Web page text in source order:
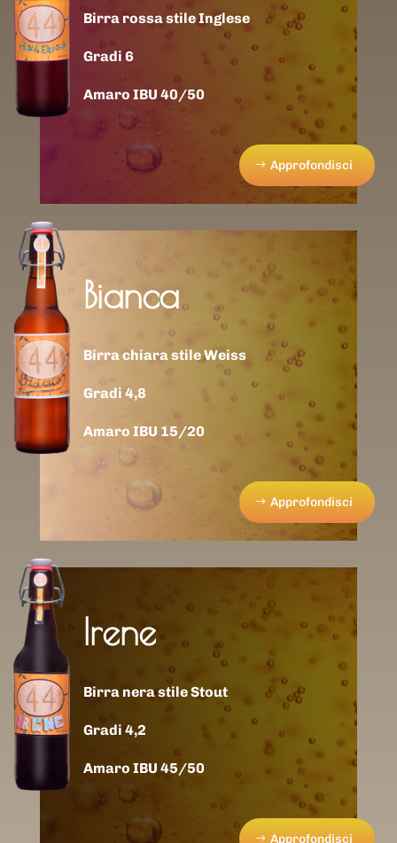
Birra rossa stile Inglese
Gradi 6
Amaro IBU 40/50
Approfondisci
Bianca
Birra chiara stile Weiss
Gradi 4,8
Amaro IBU 15/20
Approfondisci
Irene
Birra nera stile Stout
Gradi 4,2
Amaro IBU 45/50
Approfondisci